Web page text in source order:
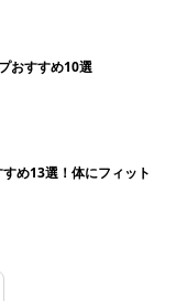
おすすめ10選
め13選！体にフィット